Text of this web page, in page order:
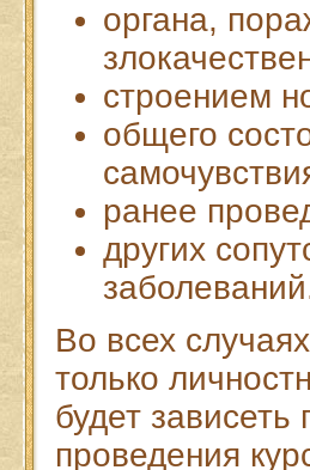
органа,
строением
общего
ранее
других
Во всех
только
будет
проведения